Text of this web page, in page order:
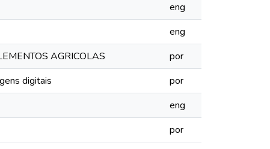
eng
eng
AGRICOLAS
por
digitais
por
eng
por